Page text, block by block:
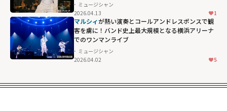
ミュージシャン
2026.04.13
1
マルシィが熱い演奏とコールアンドレスポンスで観
客を虜に！バンド史上最大規模となる横浜アリーナ
でのワンマンライブ
ミュージシャン
2026.04.02
5